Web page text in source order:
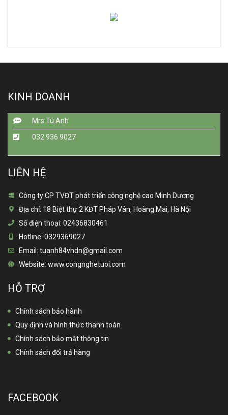
KINH DOANH
Mrs Tú Anh
032 936 9027
LIÊN HỆ
Công ty CP TVĐT phát triển công nghệ cao Minh Dương
Địa chỉ: 18 Biệt thự 2 KĐT Pháp Vân, Hoàng Mai, Hà Nội
Số điện thoại: 02436830461
Hotline: 0329369027
Email: tuanh84vhdn@gmail.com
Website: www.congnghetuoi.com
HỖ TRỢ
Chính sách bảo hành
Quy định và hình thức thanh toán
Chính sách bảo mật thông tin
Chính sách đổi trả hàng
FACEBOOK